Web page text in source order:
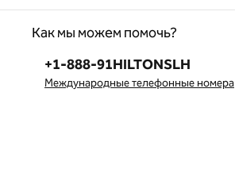
Как мы можем помочь?
Телефон:
+1-888-91HILTONSLH
Международные телефонные номера